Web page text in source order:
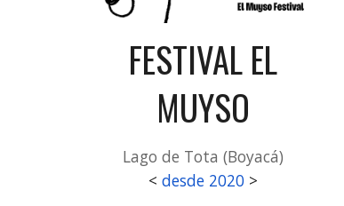
FESTIVAL EL
MUYSO
Lago de Tota (Boyacá)
< desde 2020>